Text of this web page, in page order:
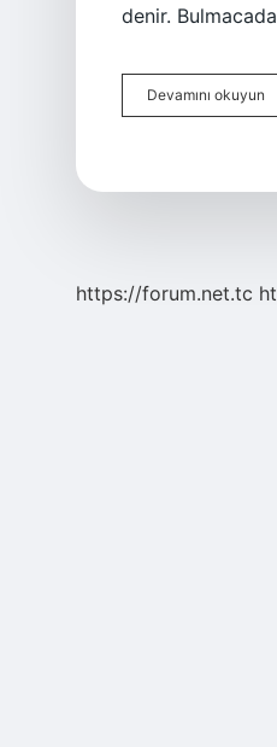
denir.
Devamını okuyun
https://forum.net.tc